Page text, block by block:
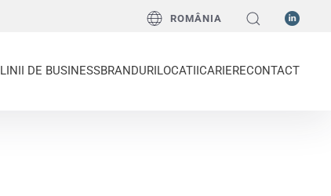
ROMÂNIA
LINII DE BUSINESSBRANDURILOCATIICARIERECONTACT